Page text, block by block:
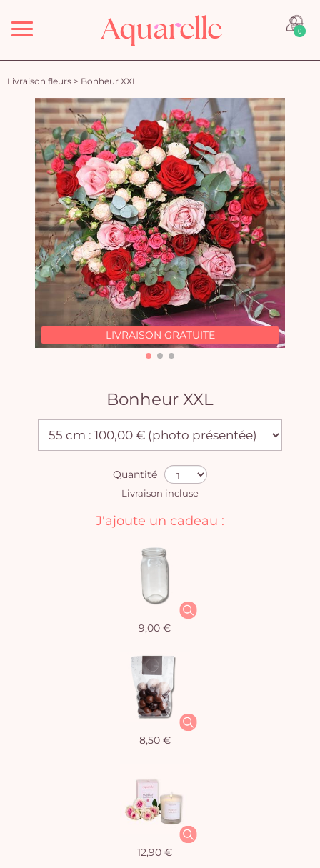
Menu 0
Livraison fleurs > Bonheur XXL
LIVRAISON GRATUITE
Bonheur XXL
Quantité
Livraison incluse
J'ajoute un cadeau :
9,00 €
8,50 €
12,90 €